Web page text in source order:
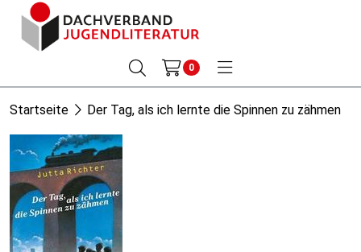
0
Startseite Der Tag, als ich lernte die Spinnen zu zähmen